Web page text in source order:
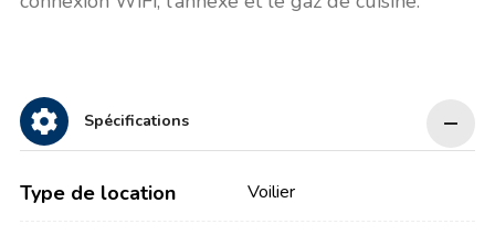
Spécifications
Type de location Voilier